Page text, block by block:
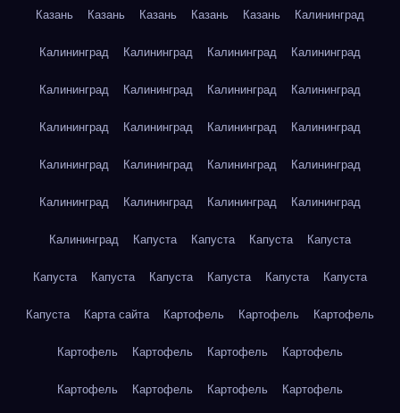
Казань Казань Казань Казань Казань Калининград
Калининград Калининград Калининград Калининград
Калининград Калининград Калининград Калининград
Калининград Калининград Калининград Калининград
Калининград Калининград Калининград Калининград
Калининград Калининград Калининград Калининград
Калининград Капуста Капуста Капуста Капуста
Капуста Капуста Капуста Капуста Капуста Капуста
Капуста Карта сайта Картофель Картофель Картофель
Картофель Картофель Картофель Картофель
Картофель Картофель Картофель Картофель